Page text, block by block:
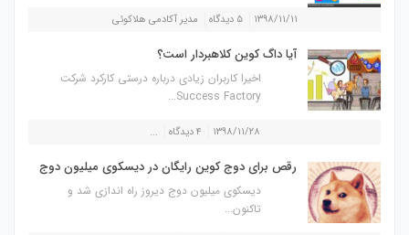
۱۳۹۸/۱۱/۱۱ ۵ دیدگاه مدیر آکادمی هلاکوئی
آیا داگ کوین کلاهبردار است؟
اخیرا کاربران زیادی درباره درستی کارکرد شرکت
Success Factory...
۱۳۹۸/۱۱/۲۸ ۴ دیدگاه ...
رقص برای دوج کوین رایگان در دیسکوی میلیون دوج
دیسکوی میلیون دوج دیروز راه اندازی شد و
تاکنون...